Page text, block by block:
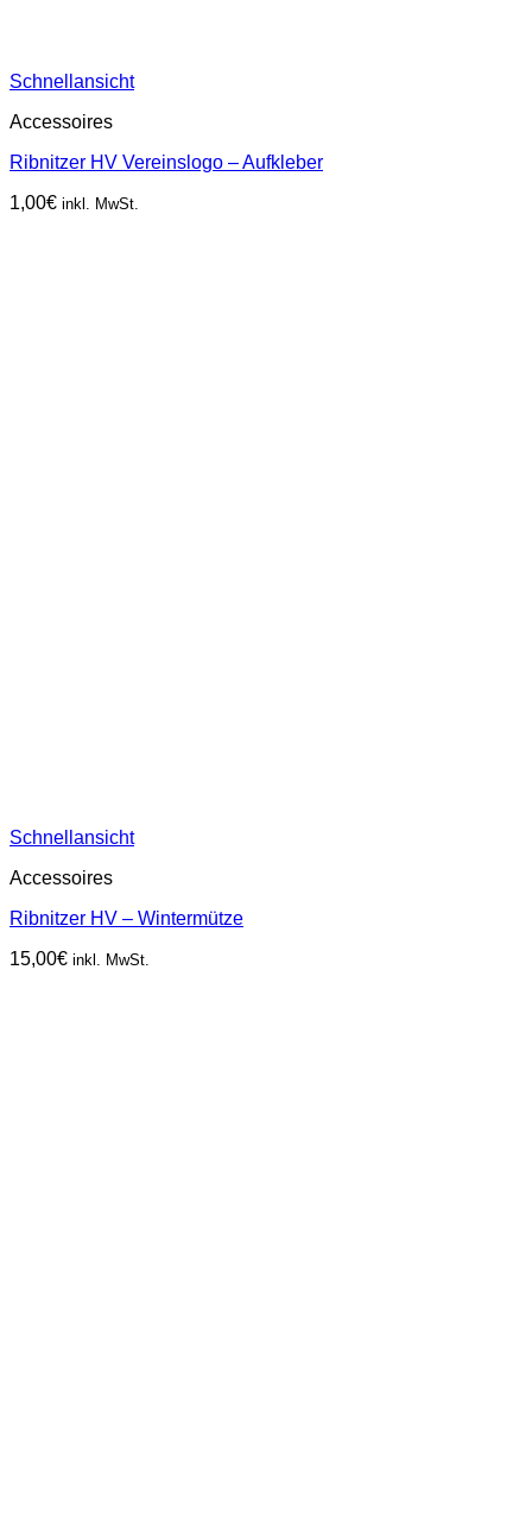
Schnellansicht
Accessoires
Ribnitzer HV Vereinslogo – Aufkleber
1,00€ inkl. MwSt.
Schnellansicht
Accessoires
Ribnitzer HV – Wintermütze
15,00€ inkl. MwSt.